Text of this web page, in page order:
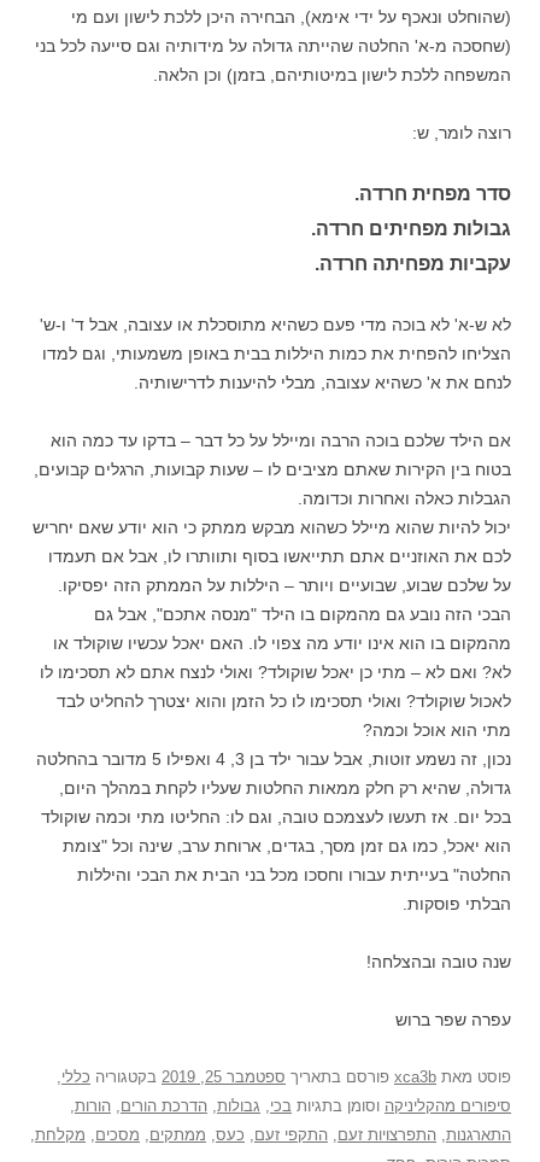
(שהוחלט ונאכף על ידי אימא), הבחירה היכן ללכת לישון ועם מי
(שחסכה מ-א' החלטה שהייתה גדולה על מידותיה וגם סייעה לכל בני
המשפחה ללכת לישון במיטותיהם, בזמן) וכן הלאה.
רוצה לומר, ש:
סדר מפחית חרדה.
גבולות מפחיתים חרדה.
עקביות מפחיתה חרדה.
לא ש-א' לא בוכה מדי פעם כשהיא מתוסכלת או עצובה, אבל ד' ו-ש'
הצליחו להפחית את כמות היללות בבית באופן משמעותי, וגם למדו
לנחם את א' כשהיא עצובה, מבלי להיענות לדרישותיה.
אם הילד שלכם בוכה הרבה ומיילל על כל דבר – בדקו עד כמה הוא
בטוח בין הקירות שאתם מציבים לו – שעות קבועות, הרגלים קבועים,
הגבלות כאלה ואחרות וכדומה.
יכול להיות שהוא מיילל כשהוא מבקש ממתק כי הוא יודע שאם יחריש
לכם את האוזניים אתם תתייאשו בסוף ותוותרו לו, אבל אם תעמדו
על שלכם שבוע, שבועיים ויותר – היללות על הממתק הזה יפסיקו.
הבכי הזה נובע גם מהמקום בו הילד "מנסה אתכם", אבל גם
מהמקום בו הוא אינו יודע מה צפוי לו. האם יאכל עכשיו שוקולד או
לא? ואם לא – מתי כן יאכל שוקולד? ואולי לנצח אתם לא תסכימו לו
לאכול שוקולד? ואולי תסכימו לו כל הזמן והוא יצטרך להחליט לבד
מתי הוא אוכל וכמה?
נכון, זה נשמע זוטות, אבל עבור ילד בן 3, 4 ואפילו 5 מדובר בהחלטה
גדולה, שהיא רק חלק ממאות החלטות שעליו לקחת במהלך היום,
בכל יום. אז תעשו לעצמכם טובה, וגם לו: החליטו מתי וכמה שוקולד
הוא יאכל, כמו גם זמן מסך, בגדים, ארוחת ערב, שינה וכל "צומת
החלטה" בעייתית עבורו וחסכו מכל בני הבית את הבכי והיללות
הבלתי פוסקות.
שנה טובה ובהצלחה!
עפרה שפר ברוש
פוסט מאת xca3b פורסם בתאריך ספטמבר 25, 2019 בקטגוריה כללי
סיפורים מהקליניקה וסומן בתגיות בכי גבולות הדרכת הורים הורות
התארגנות התפרצויות זעם התקפי זעם כעס ממתקים מסכים מקלחת